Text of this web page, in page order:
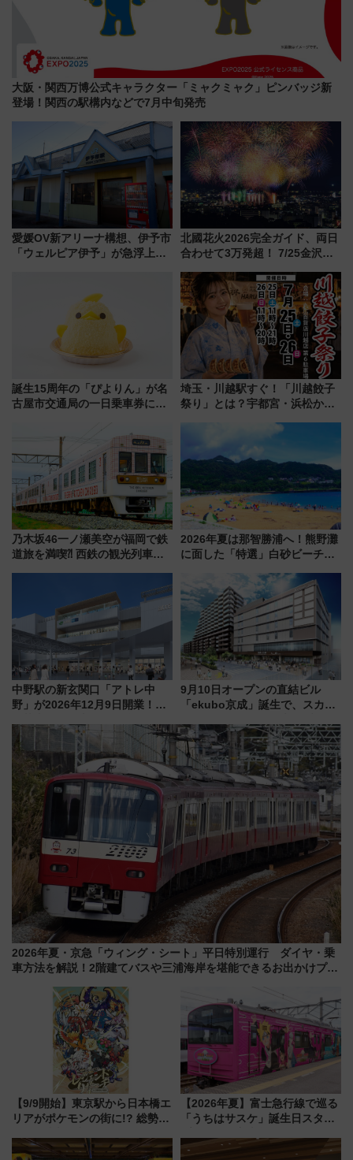
大阪・関西万博公式キャラクター「ミャクミャク」ピンバッジ新
登場！関西の駅構内などで7月中旬発売
愛媛OV新アリーナ構想、伊予市
「ウェルピア伊予」が急浮上！
北國花火2026完全ガイド、両日
合わせて3万発超！ 7/25金沢大
会の日程・アクセス・観覧席ま
とめ（石川県）
誕生15周年の「ぴよりん」が名
古屋市交通局の一日乗車券に！
埼玉・川越駅すぐ！「川越餃子
祭り」とは？宇都宮・浜松から
を食べ比べ【7月25日・26日開
乃木坂46一ノ瀬美空が福岡で鉄
道旅を満喫⁈ 西鉄の観光列車
府･柳川の旅！YouTubeが公開
2026年夏は那智勝浦へ！熊野灘
に面した「特選」白砂ビーチは
会」は8月11日開催！
中野駅の新玄関口「アトレ中
野」が2026年12月9日開業！新
注目スポット
9月10日オープンの直結ビル
「ekubo京成」誕生で、スカイ
新鎌ヶ谷はどう変わる？ 全テナ
ント情報も公開！
2026年夏・京急「ウィング・シート」平日特別運行 ダイヤ・乗
車方法を解説！2階建てバスや三浦海岸を堪能できるお出かけプラ
【9/9開始】東京駅から日本橋エ
リアがポケモンの街に!? 総勢
リサーチ」本格謎解き・グッズ
【2026年夏】富士急行線で巡る
「うちはサスケ」誕生日スタン
定グルメ＆グッズ徹底ガイド